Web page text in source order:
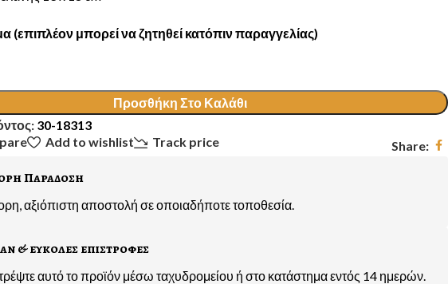
(επιπλέον μπορεί να ζητηθεί κατόπιν παραγγελίας)
Προσθήκη Στο Καλάθι
30-18313
Add to wishlist Track price Share:
Παραδοση
αξιόπιστη αποστολή σε οποιαδήποτε τοποθεσία.
& ευκολες επιστροφες
αυτό το προϊόν μέσω ταχυδρομείου ή στο κατάστημα εντός 14 ημερών.